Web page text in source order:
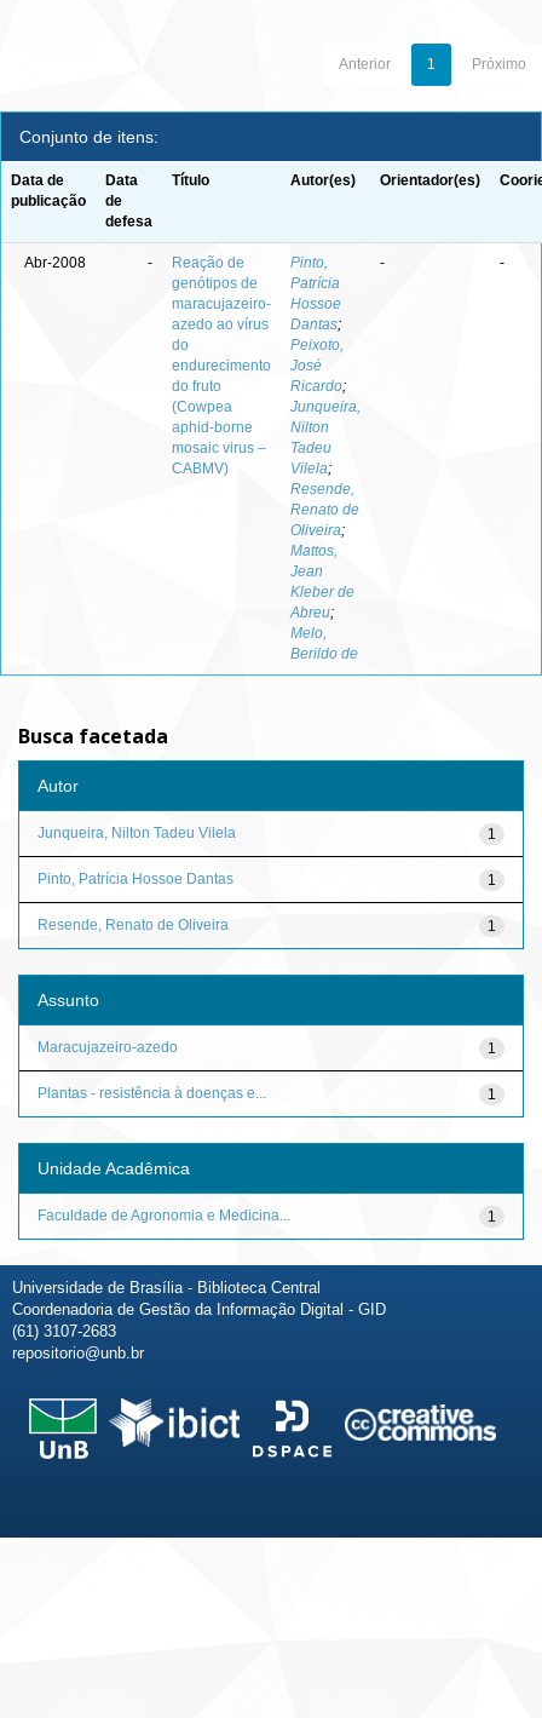
Anterior 1 Próximo
Conjunto de itens:
Data de
publicação
Data
de
defesa
Título Autor(es) Orientador(es)
Abr-2008 -
Reação de
genótipos de
maracujazeiro-
azedo ao vírus
do
endurecimento
do fruto
(Cowpea
aphid-borne
mosaic virus –
CABMV)
Pinto,
Patrícia
Hossoe
Dantas;
Peixoto,
José
Ricardo;
Junqueira,
Nilton
Tadeu
Vilela;
Resende,
Renato de
Oliveira;
Mattos,
Jean
Kleber de
Abreu;
Melo,
Berildo de
- -
Busca facetada
Autor
1
Junqueira, Nilton Tadeu Vilela
1
Pinto, Patrícia Hossoe Dantas
1
Resende, Renato de Oliveira
Assunto
1
Maracujazeiro-azedo
1
Plantas - resistência à doenças e...
Unidade Acadêmica
1
Faculdade de Agronomia e Medicina...
Universidade de Brasília - Biblioteca Central
Coordenadoria de Gestão da Informação Digital - GID
(61) 3107-2683
repositorio@unb.br